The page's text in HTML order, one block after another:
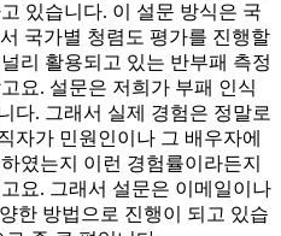
있습니다. 이 설문 방식은 국
국가별 청렴도 평가를 진행할
리 활용되고 있는 반부패 측정
요. 설문은 저희가 부패 인식
다. 그래서 실제 경험은 정말로
자가 민원인이나 그 배우자에
였는지 이런 경험률이라든지
요. 그래서 설문은 이메일이나
한 방법으로 진행이 되고 있습